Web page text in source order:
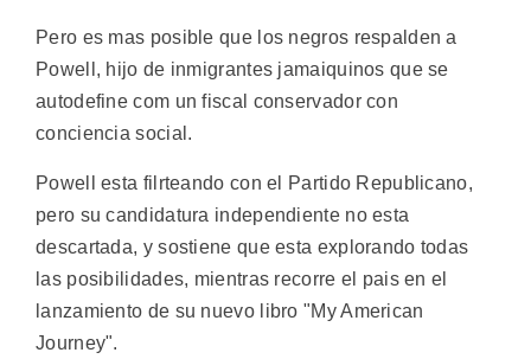
Pero es mas posible que los negros respalden a
Powell, hijo de inmigrantes jamaiquinos que se
autodefine com un fiscal conservador con
conciencia social.
Powell esta filrteando con el Partido Republicano,
pero su candidatura independiente no esta
descartada, y sostiene que esta explorando todas
las posibilidades, mientras recorre el pais en el
lanzamiento de su nuevo libro "My American
Journey".